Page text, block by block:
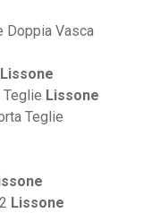
Doppia Vasca
Lissone
Lissone
Teglie
Lissone